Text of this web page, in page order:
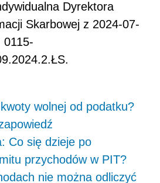
Dyrektora
Skarbowej z 2024-07-
0115-
wolnej od podatku?
Co się dzieje po
przychodów w PIT?
nie można odliczyć